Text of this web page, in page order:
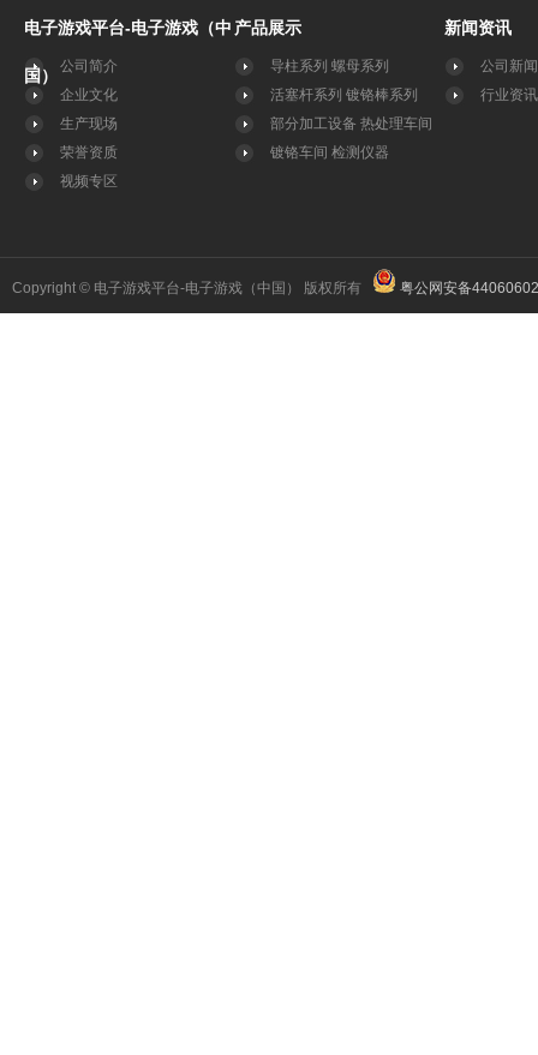
电子游戏平台-电子游戏（中
国）
公司简介
企业文化
生产现场
荣誉资质
视频专区
产品展示
导柱系列 螺母系列
活塞杆系列 镀铬棒系列
部分加工设备 热处理车间
镀铬车间 检测仪器
新闻资讯
公司新闻
行业资讯
Copyright © 电子游戏平台-电子游戏（中国） 版权所有 粤公网安备